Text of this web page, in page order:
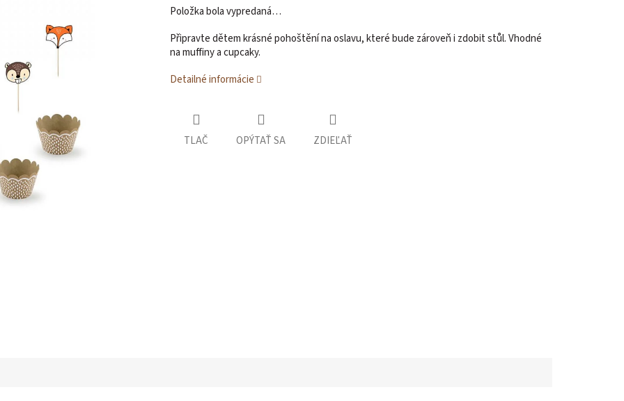
Položka bola vypredaná…
Připravte dětem krásné pohoštění na oslavu, které bude zároveň i zdobit stůl. Vhodné
na muffiny a cupcaky.
Detailné informácie
TLAČ OPÝTAŤ SA ZDIEĽAŤ